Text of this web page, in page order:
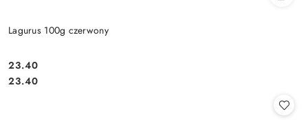
Lagurus 100g czerwony
Cena:
23.40
Cena:
23.40